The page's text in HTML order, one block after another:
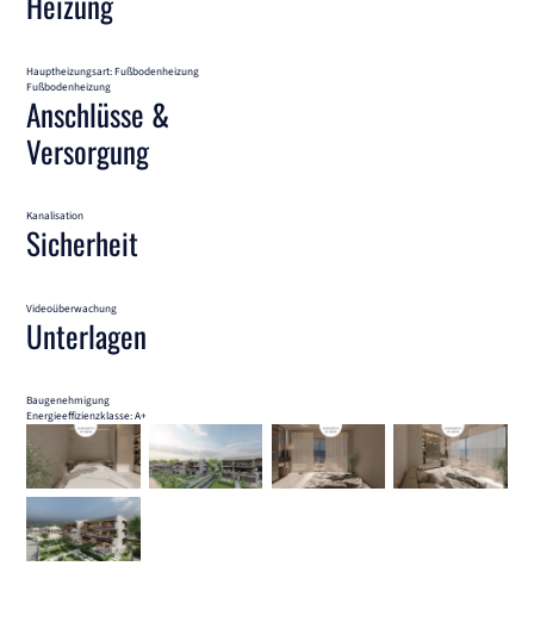
Hauptheizungsart: Fußbodenheizung
Fußbodenheizung
Anschlüsse &
Versorgung
Kanalisation
Sicherheit
Videoüberwachung
Unterlagen
Baugenehmigung
Energieeffizienzklasse: A+